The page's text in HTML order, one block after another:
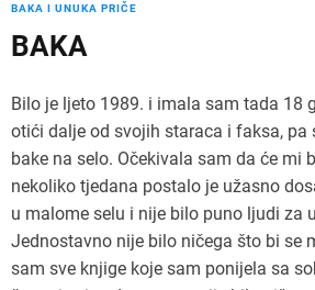
BAKA I UNUKA PRIČЕ
BAKA
Bilo je ljeto 1989. i imala sam tada 18
otići dalje od svojih staraca i faksa, pa
bake na selo. Očekivala sam da će mi
nekoliko tjedana postalo je užasno
u malome selu i nije bilo puno ljudi za
Jednostavno nije bilo ničega što bi se
sam sve knjige koje sam ponijela sa